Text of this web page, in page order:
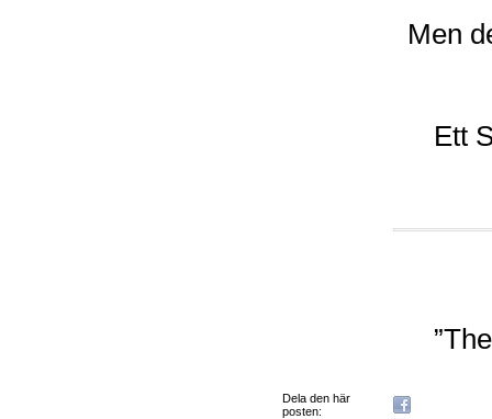
Men
Ett
Dela den här
posten: